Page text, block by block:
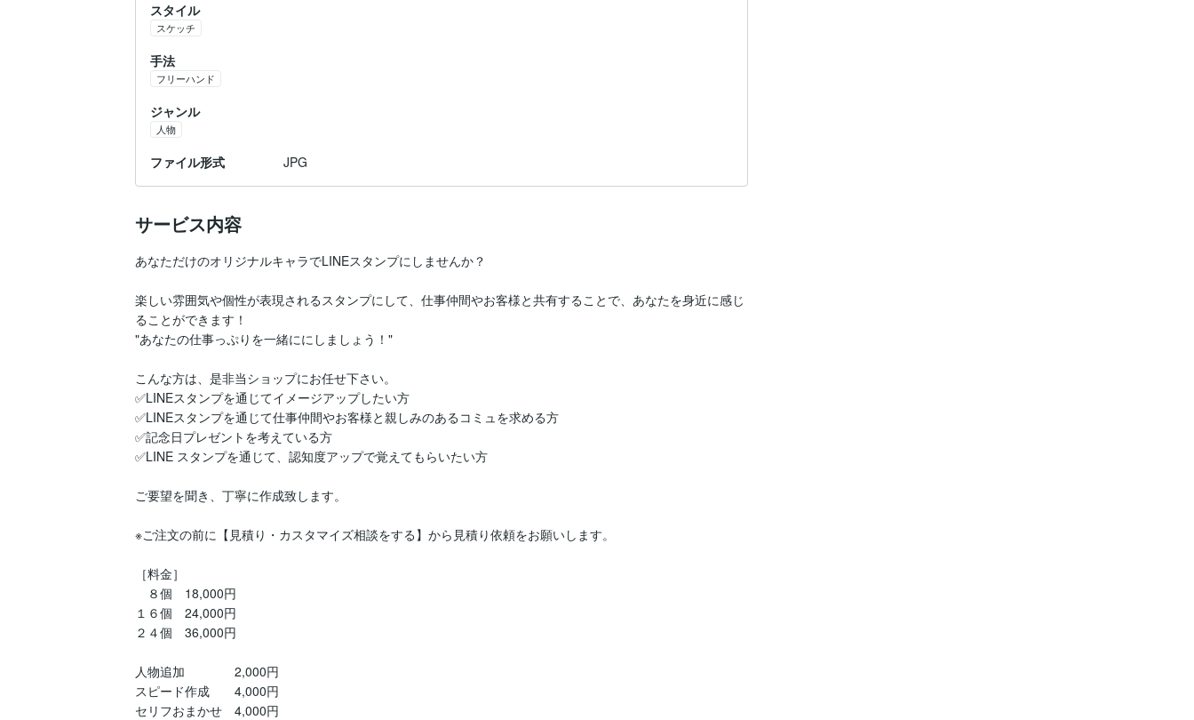
スタイル
スケッチ
手法
フリーハンド
ジャンル
人物
ファイル形式 JPG
サービス内容
あなただけのオリジナルキャラでLINEスタンプにしませんか？
楽しい雰囲気や個性が表現されるスタンプにして、仕事仲間やお客様と共有することで、あなたを身近に感じ
ることができます！
"あなたの仕事っぷりを一緒ににしましょう！"
こんな方は、是非当ショップにお任せ下さい。
✅LINEスタンプを通じてイメージアップしたい方
✅LINEスタンプを通じて仕事仲間やお客様と親しみのあるコミュを求める方
✅記念日プレゼントを考えている方
✅LINE スタンプを通じて、認知度アップで覚えてもらいたい方
ご要望を聞き、丁寧に作成致します。
※ご注文の前に【見積り・カスタマイズ相談をする】から見積り依頼をお願いします。
［料金］
８個　18,000円
１６個　24,000円
２４個　36,000円
人物追加　　　　2,000円
スピード作成　　4,000円
セリフおまかせ　4,000円